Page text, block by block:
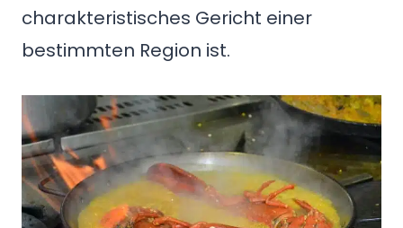
charakteristisches Gericht einer
bestimmten Region ist.